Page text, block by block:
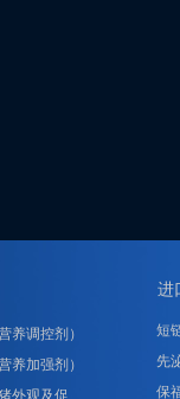
进
养调控剂）
养加强剂）
外观及促……
短
先
保